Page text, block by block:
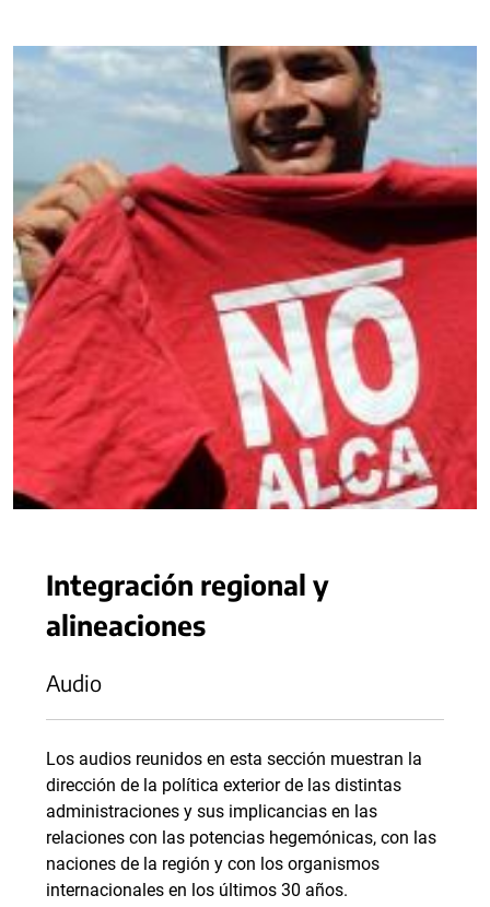
Integración regional y
alineaciones
Audio
Los audios reunidos en esta sección muestran la
dirección de la política exterior de las distintas
administraciones y sus implicancias en las
relaciones con las potencias hegemónicas, con las
naciones de la región y con los organismos
internacionales en los últimos 30 años.